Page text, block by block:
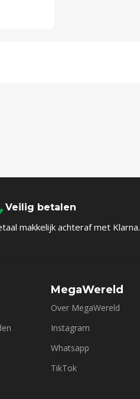
Veilig betalen
makkelijk achteraf met Klarna.
MegaWereld
Over MegaWereld
Instagram
Whatsapp
TikTok